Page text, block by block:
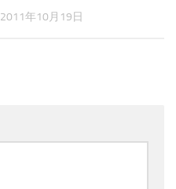
2011年10月19日